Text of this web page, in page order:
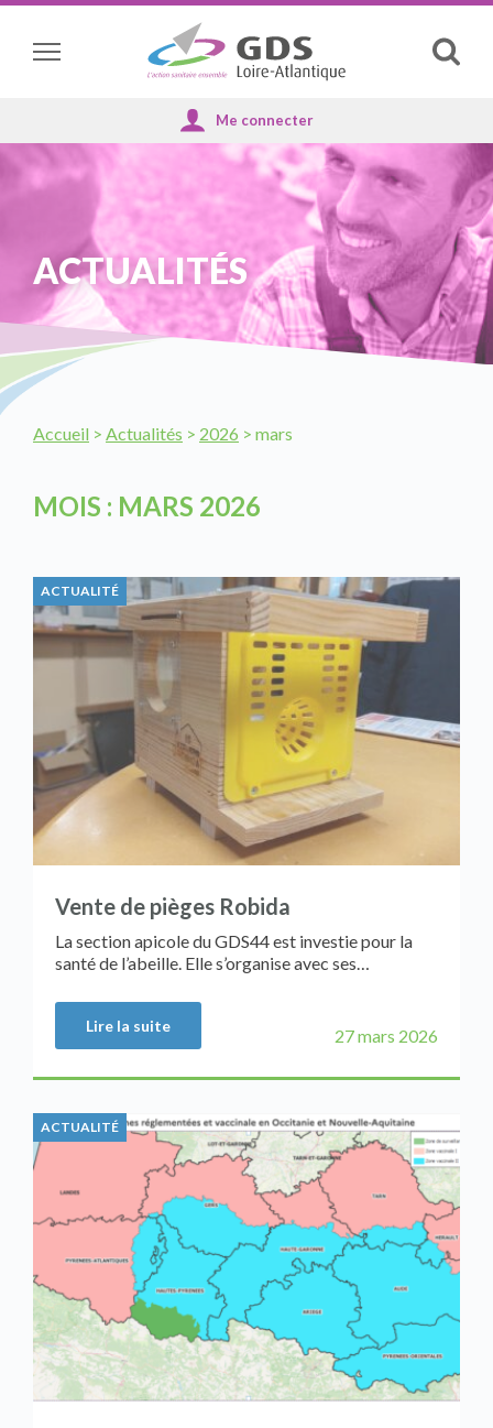
ACTUALITÉS
Accueil > Actualités > 2026 > mars
MOIS : MARS 2026
ACTUALITÉ
Vente de pièges Robida
La section apicole du GDS44 est investie pour la
santé de l’abeille. Elle s’organise avec ses…
Lire la suite 27 mars 2026
ACTUALITÉ
Panneau de gestion des cookies